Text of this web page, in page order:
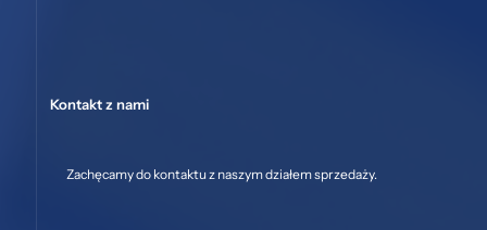
Kontakt z nami
Zachęcamy do kontaktu z naszym działem sprzedaży.